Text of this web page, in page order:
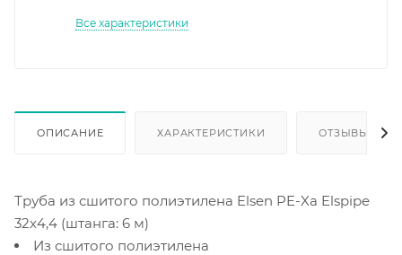
Все характеристики
ОПИСАНИЕ ХАРАКТЕРИСТИКИ ОТЗЫВЫ
Труба из сшитого полиэтилена Elsen PE-Xa Elspipe
32x4,4 (штанга: 6 м)
Из сшитого полиэтилена